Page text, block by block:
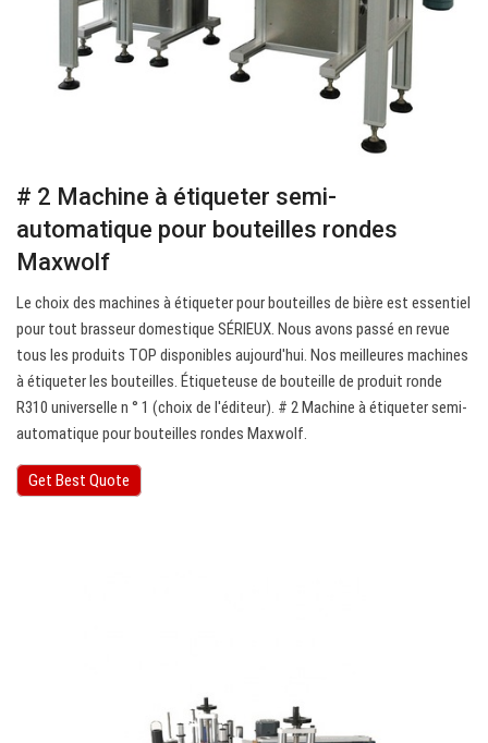
# 2 Machine à étiqueter semi-
automatique pour bouteilles rondes
Maxwolf
Le choix des machines à étiqueter pour bouteilles de bière est essentiel
pour tout brasseur domestique SÉRIEUX. Nous avons passé en revue
tous les produits TOP disponibles aujourd'hui. Nos meilleures machines
à étiqueter les bouteilles. Étiqueteuse de bouteille de produit ronde
R310 universelle n ° 1 (choix de l'éditeur). # 2 Machine à étiqueter semi-
automatique pour bouteilles rondes Maxwolf.
Get Best Quote